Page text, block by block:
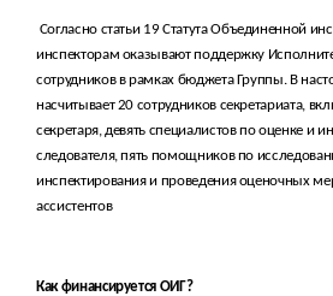
Согласно статьи 19 Статута Объединенной
инспекторам оказывают поддержку
сотрудников в рамках бюджета Группы. В
насчитывает 20 сотрудников секретариата,
секретаря, девять специалистов по оценке и
следователя, пять помощников по
инспектирования и проведения оценочных
ассистентов
Как финансируется ОИГ?